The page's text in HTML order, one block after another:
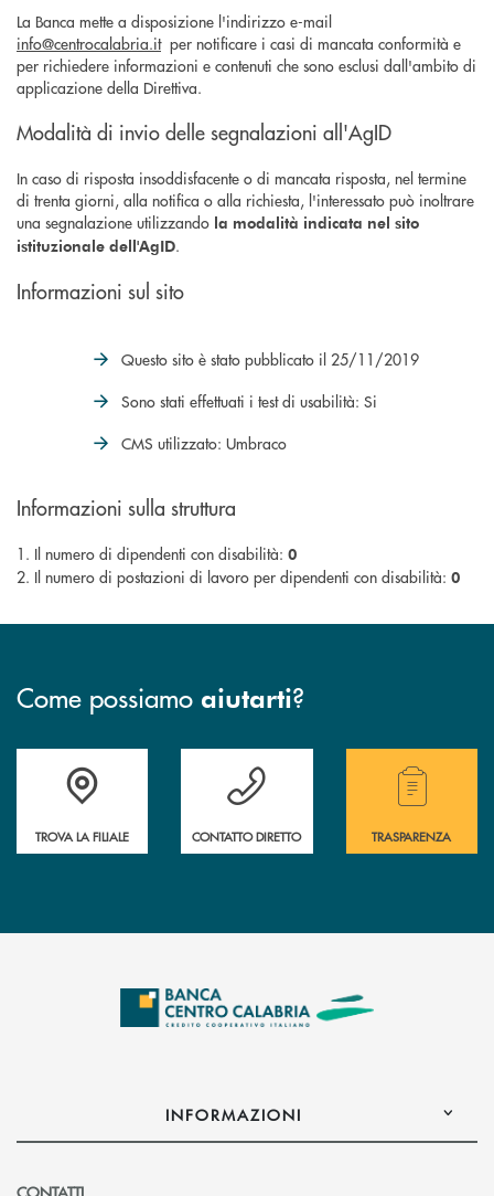
La Banca mette a disposizione l'indirizzo e-mail
info@centrocalabria.itper notificare i casi di mancata conformità e
per richiedere informazioni e contenuti che sono esclusi dall'ambito di
applicazione della Direttiva.
Modalità di invio delle segnalazioni all'AgID
In caso di risposta insoddisfacente o di mancata risposta, nel termine
di trenta giorni, alla notifica o alla richiesta, l'interessato può inoltrare
una segnalazione utilizzando la modalità indicata nel sito
istituzionale dell'AgID.
Informazioni sul sito
Questo sito è stato pubblicato il 25/11/2019
Sono stati effettuati i test di usabilità: Si
CMS utilizzato: Umbraco
Informazioni sulla struttura
1. Il numero di dipendenti con disabilità: 0
2. Il numero di postazioni di lavoro per dipendenti con disabilità: 0
Come possiamo aiutarti?
Accedi all' elenco completo delle filiali .
TROVA LA FILIALE
Hai bisogno di assistenza immediata ?
CONTATTO DIRETTO
Hai bisogno di
TRASPARENZA
INFORMAZIONI
CONTATTI